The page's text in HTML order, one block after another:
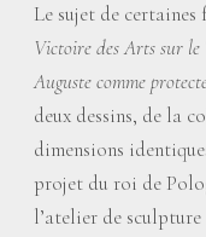
Le sujet de
Victoire des Arts sur
Auguste comme
deux dessins, de la
dimensions
projet du roi de
l’atelier de